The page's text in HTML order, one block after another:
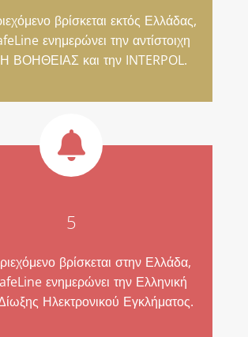
βρίσκεται εκτός Ελλάδας,
ενημερώνει την αντίστοιχη
ΒΟΗΘΕΙΑΣ και την INTERPOL.
5
βρίσκεται στην Ελλάδα,
ενημερώνει την Ελληνική
Ηλεκτρονικού Εγκλήματος.